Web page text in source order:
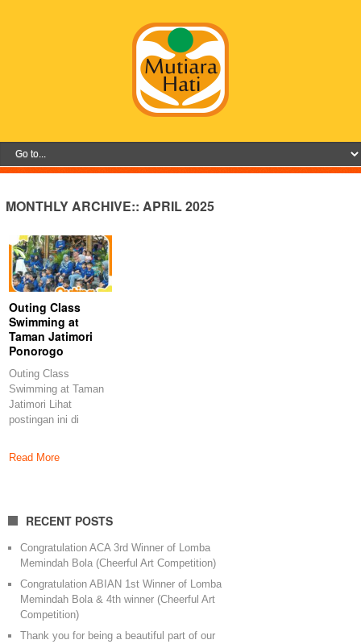
MONTHLY ARCHIVE:: APRIL 2025
Outing Class
Swimming at
Taman Jatimori
Ponorogo
Outing Class
Swimming at Taman
Jatimori Lihat
postingan ini di
kiriman dibagikan
Read More
RECENT POSTS
Congratulation ACA 3rd Winner of Lomba
Memindah Bola (Cheerful Art Competition)
Congratulation ABIAN 1st Winner of Lomba
Memindah Bola & 4th winner (Cheerful Art
Competition)
Thank you for being a beautiful part of our